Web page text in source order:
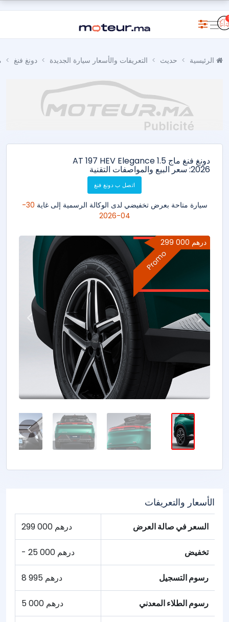
حديث التعريفات والأسعار سيارة الجديدة دونغ فنغ
دونغ فنغ ماج 1.5 AT 197 HEV Elegance
2026: سعر البيع والمواصفات التقنية
اتصل ب دونغ فنغ
سيارة متاحة بعرض تخفيضي لدى الوكالة الرسمية إلى غاية
30-
04-2026
Promo
299 000 درهم
الأسعار والتعريفات
السعر في صالة العرض 299 000 درهم
تخفيض - 25 000 درهم
رسوم التسجيل 8 995 درهم
رسوم الطلاء المعدني 5 000 درهم